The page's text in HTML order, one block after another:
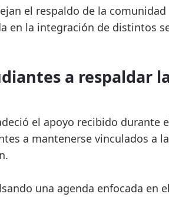
el respaldo de la comunidad
en la integración de distintos
a respaldar
el apoyo recibido durante
a mantenerse vinculados a
una agenda enfocada en el